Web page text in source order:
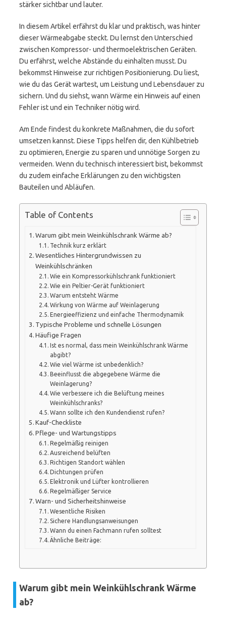
stärker sichtbar und lauter.
In diesem Artikel erfährst du klar und praktisch, was hinter
dieser Wärmeabgabe steckt. Du lernst den Unterschied
zwischen Kompressor- und thermoelektrischen Geräten.
Du erfährst, welche Abstände du einhalten musst. Du
bekommst Hinweise zur richtigen Positionierung. Du liest,
wie du das Gerät wartest, um Leistung und Lebensdauer zu
sichern. Und du siehst, wann Wärme ein Hinweis auf einen
Fehler ist und ein Techniker nötig wird.
Am Ende findest du konkrete Maßnahmen, die du sofort
umsetzen kannst. Diese Tipps helfen dir, den Kühlbetrieb
zu optimieren, Energie zu sparen und unnötige Sorgen zu
vermeiden. Wenn du technisch interessiert bist, bekommst
du zudem einfache Erklärungen zu den wichtigsten
Bauteilen und Abläufen.
Table of Contents
Warum gibt mein Weinkühlschrank Wärme ab?
Technik kurz erklärt
Wesentliches Hintergrundwissen zu
Weinkühlschränken
Wie ein Kompressorkühlschrank funktioniert
Wie ein Peltier-Gerät funktioniert
Warum entsteht Wärme
Wirkung von Wärme auf Weinlagerung
Energieeffizienz und einfache Thermodynamik
Typische Probleme und schnelle Lösungen
Häufige Fragen
Ist es normal, dass mein Weinkühlschrank Wärme
abgibt?
Wie viel Wärme ist unbedenklich?
Beeinflusst die abgegebene Wärme die
Weinlagerung?
Wie verbessere ich die Belüftung meines
Weinkühlschranks?
Wann sollte ich den Kundendienst rufen?
Kauf-Checkliste
Pflege- und Wartungstipps
Regelmäßig reinigen
Ausreichend belüften
Richtigen Standort wählen
Dichtungen prüfen
Elektronik und Lüfter kontrollieren
Regelmäßiger Service
Warn- und Sicherheitshinweise
Wesentliche Risiken
Sichere Handlungsanweisungen
Wann du einen Fachmann rufen solltest
Ähnliche Beiträge:
Warum gibt mein Weinkühlschrank Wärme
ab?